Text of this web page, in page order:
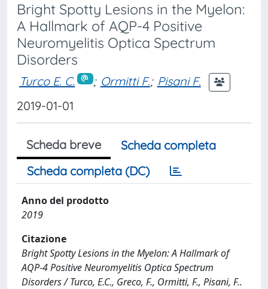
Bright Spotty Lesions in the Myelon:
A Hallmark of AQP-4 Positive
Neuromyelitis Optica Spectrum
Disorders
Turco E. C. ; Ormitti F.; Pisani F.
2019-01-01
Scheda breve
Scheda completa
Scheda completa (DC)
Anno del prodotto
2019
Citazione
Bright Spotty Lesions in the Myelon: A Hallmark of
AQP-4 Positive Neuromyelitis Optica Spectrum
Disorders / Turco, E.C., Greco, F., Ormitti, F., Pisani, F..